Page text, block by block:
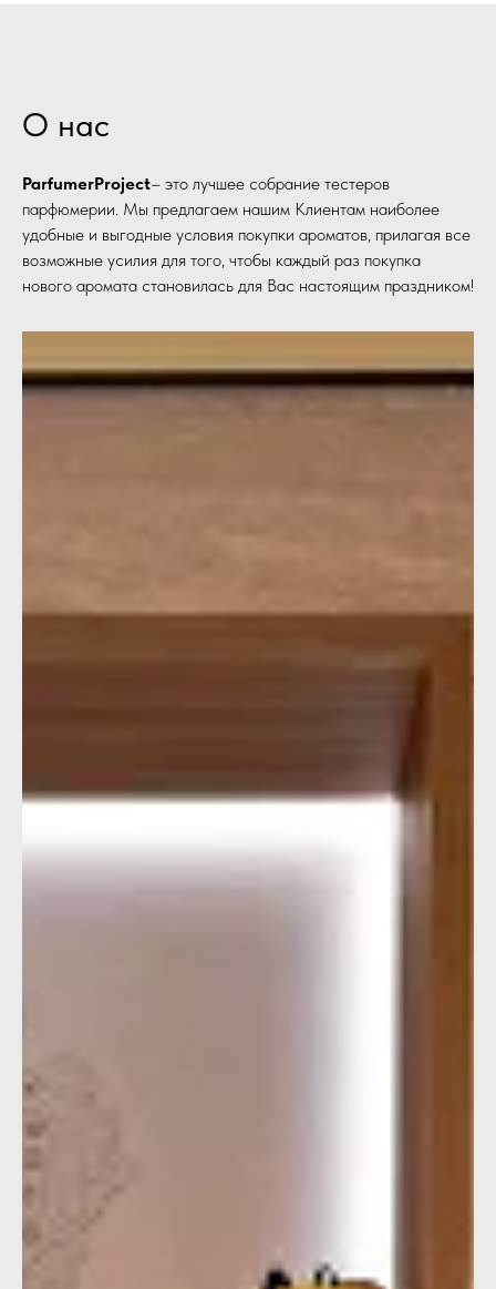
О нас
ParfumerProject– это лучшее собрание тестеров
парфюмерии. Мы предлагаем нашим Клиентам наиболее
удобные и выгодные условия покупки ароматов, прилагая все
возможные усилия для того, чтобы каждый раз покупка
нового аромата становилась для Вас настоящим праздником!